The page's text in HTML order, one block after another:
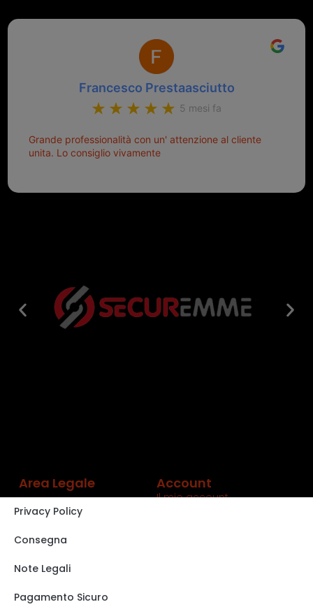
Francesco Prestaasciutto
5 mesi fa
Grande professionalità con un' attenzione al cliente
unita. Lo consiglio vivamente
Area Legale
Privacy Policy
Consegna
Note Legali
Pagamento Sicuro
Account
Il mio account
VISITA IL NOSTRO